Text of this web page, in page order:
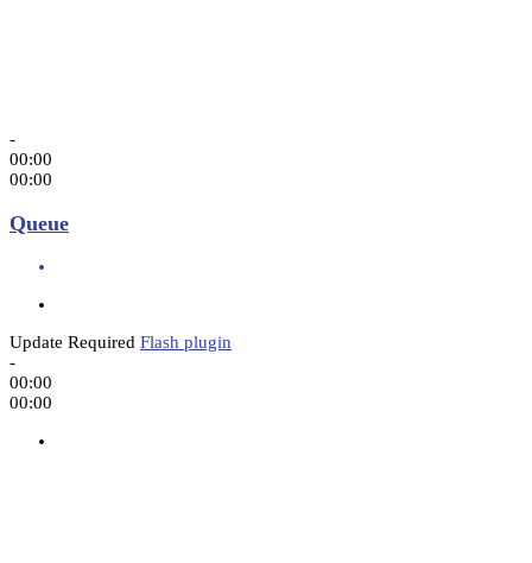
-
00:00
00:00
Queue
Update Required Flash plugin
-
00:00
00:00